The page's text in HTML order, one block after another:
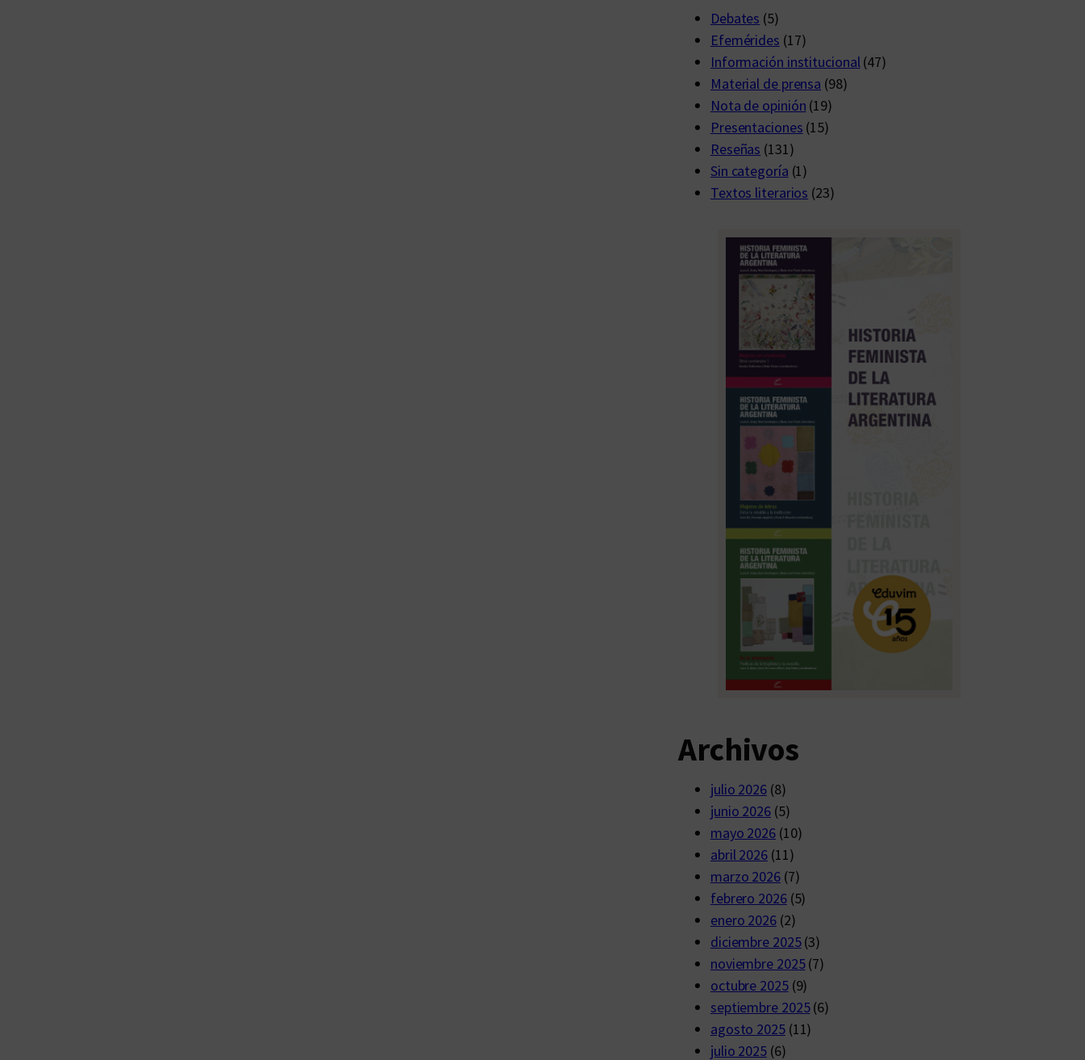
Debates (5)
Efemérides (17)
Información institucional(47)
Material de prensa (98)
Nota de opinión (19)
Presentaciones (15)
Reseñas (131)
Sin categoría (1)
Textos literarios (23)
Archivos
julio 2026(8)
junio 2026(5)
mayo 2026 (10)
abril 2026(11)
marzo 2026(7)
febrero 2026(5)
enero 2026(2)
diciembre 2025(3)
noviembre 2025(7)
octubre 2025(9)
septiembre 2025(6)
agosto 2025(11)
julio 2025(6)